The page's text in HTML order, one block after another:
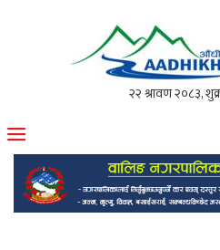
मोफसलकै लोकप्रिय अनलाइन